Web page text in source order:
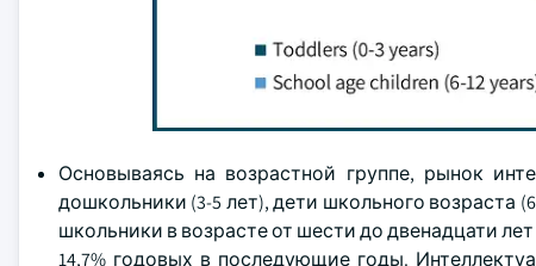
Основываясь на возрастной группе, рынок
дошкольники (3-5 лет), дети школьного возраста
школьники в возрасте от шести до двенадцати
14,7% годовых в последующие годы.